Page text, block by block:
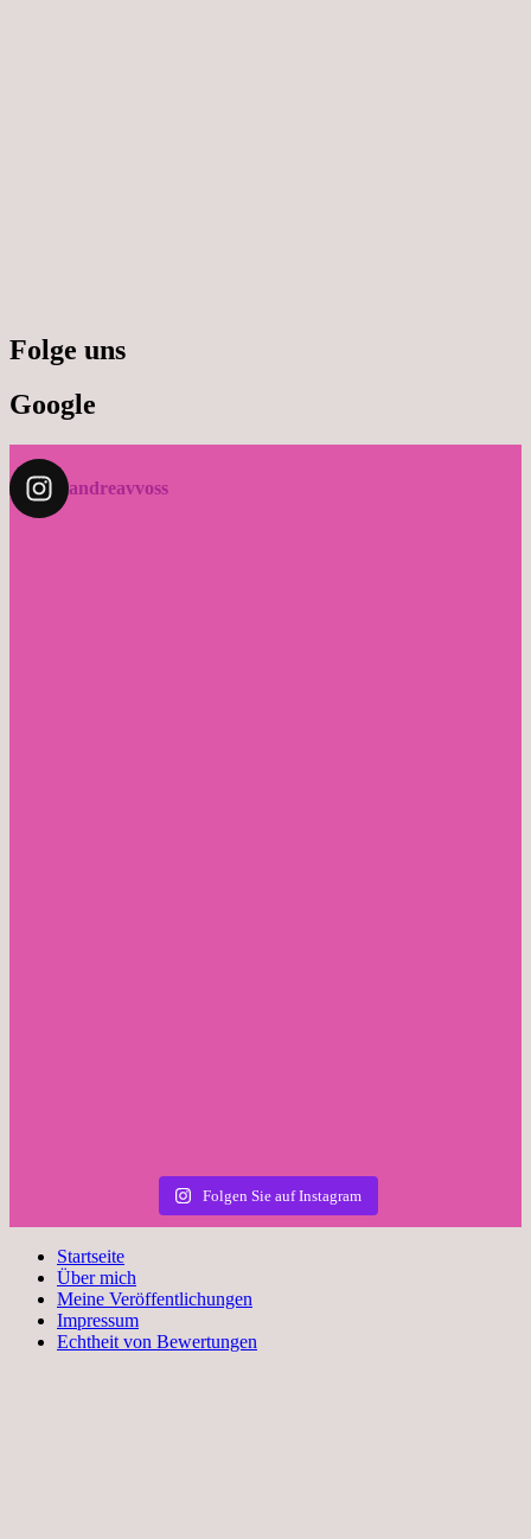
Folge uns
Google
andreavvoss
Folgen Sie auf Instagram
Startseite
Über mich
Meine Veröffentlichungen
Impressum
Echtheit von Bewertungen